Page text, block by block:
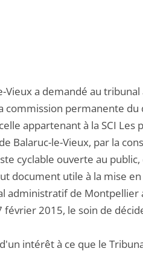
Vieux a demandé au
commission permanente du
appartenant à la SCI
Balaruc-le-Vieux, par la
cyclable ouverte au
document utile à la mise
administratif de Montpellier
février 2015, le soin de
d'un intérêt à ce que le